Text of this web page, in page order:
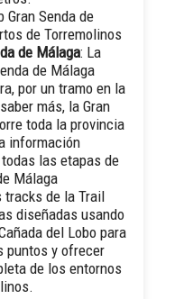
Gran Senda de
de Torremolinos
de Málaga: La
de Málaga
por un tramo en la
más, la Gran
toda la provincia
información
las etapas de
Málaga
tracks de la Trail
diseñadas usando
del Lobo para
puntos y ofrecer
de los entornos